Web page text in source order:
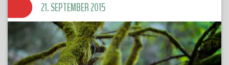
21. SEPTEMBER 2015